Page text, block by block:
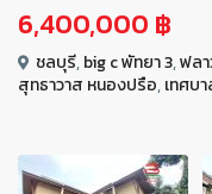
6,400,000 ฿
ชลบุรี,big c พัทยา 3,ฟล
สุทธาวาส หนองปรือ,เทศบ